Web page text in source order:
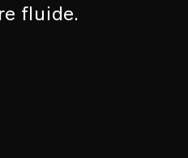
fluide.